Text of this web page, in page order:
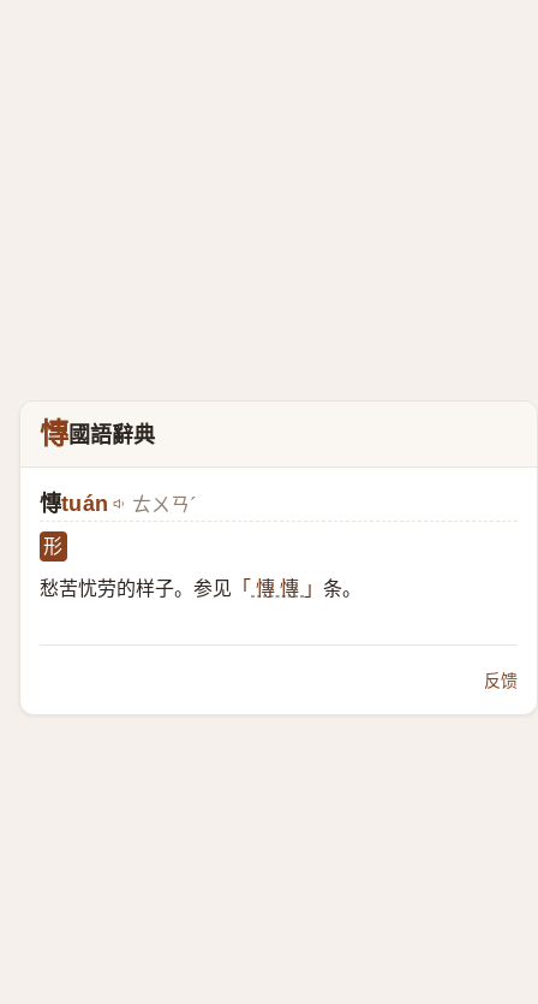
慱國語辭典
慱tuán ㄊㄨㄢˊ
形
愁苦忧劳的样子。参见 「 慱 慱 」 条。
反馈